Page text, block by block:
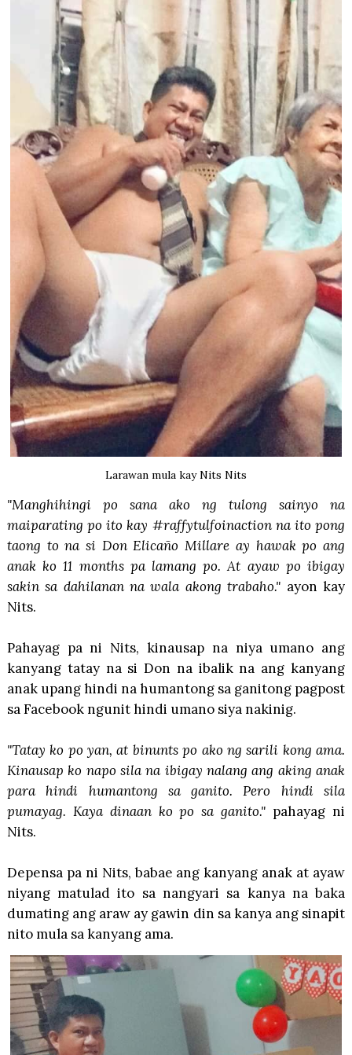
Larawan mula kay Nits Nits
"Manghihingi po sana ako ng tulong sainyo na
maiparating po ito kay #raffytulfoinaction na ito pong
taong to na si Don Elicaño Millare ay hawak po ang
anak ko 11 months pa lamang po. At ayaw po ibigay
sakin sa dahilanan na wala akong trabaho." ayon kay
Nits.
Pahayag pa ni Nits, kinausap na niya umano ang
kanyang tatay na si Don na ibalik na ang kanyang
anak upang hindi na humantong sa ganitong pagpost
sa Facebook ngunit hindi umano siya nakinig.
"Tatay ko po yan, at binunts po ako ng sarili kong ama.
Kinausap ko napo sila na ibigay nalang ang aking anak
para hindi humantong sa ganito. Pero hindi sila
pumayag. Kaya dinaan ko po sa ganito." pahayag ni
Nits.
Depensa pa ni Nits, babae ang kanyang anak at ayaw
niyang matulad ito sa nangyari sa kanya na baka
dumating ang araw ay gawin din sa kanya ang sinapit
nito mula sa kanyang ama.